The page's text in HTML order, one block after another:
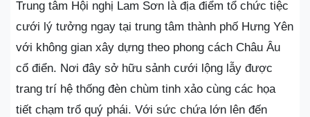
Trung tâm Hội nghị Lam Sơn là địa điểm tổ chức tiệc
cưới lý tưởng ngay tại trung tâm thành phố Hưng Yên
với không gian xây dựng theo phong cách Châu Âu
cổ điển. Nơi đây sở hữu sảnh cưới lộng lẫy được
trang trí hệ thống đèn chùm tinh xảo cùng các họa
tiết chạm trổ quý phái. Với sức chứa lớn lên đến